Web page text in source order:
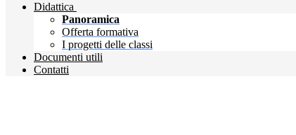
Didattica
Panoramica
Offerta formativa
I progetti delle classi
Documenti utili
Contatti